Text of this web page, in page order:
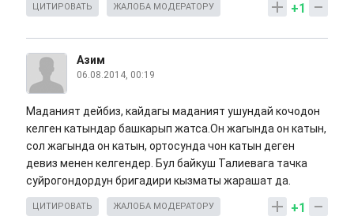
+1
ЦИТИРОВАТЬ ЖАЛОБА МОДЕРАТОРУ
Азим
06.08.2014, 00:19
Маданият дейбиз, кайдагы маданият ушундай кочодон
келген катындар башкарып жатса.Он жагында он катын,
сол жагында он катын, ортосунда чон катын деген
девиз менен келгендер. Бул байкуш Талиевага тачка
суйрогондордун бригадири кызматы жарашат да.
+1
ЦИТИРОВАТЬ ЖАЛОБА МОДЕРАТОРУ